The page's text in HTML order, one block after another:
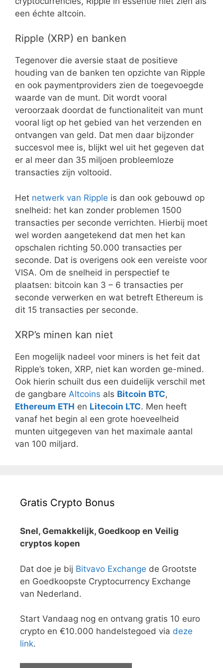
een échte altcoin.
Ripple (XRP) en banken
Tegenover die aversie staat de positieve
houding van de banken ten opzichte van Ripple
en ook paymentproviders zien de toegevoegde
waarde van de munt. Dit wordt vooral
veroorzaak doordat de functionaliteit van munt
vooral ligt op het gebied van het verzenden en
ontvangen van geld. Dat men daar bijzonder
succesvol mee is, blijkt wel uit het gegeven dat
er al meer dan 35 miljoen probleemloze
transacties zijn voltooid.
Het netwerk van Ripple is dan ook gebouwd op
snelheid: het kan zonder problemen 1500
transacties per seconde verrichten. Hierbij moet
wel worden aangetekend dat men het kan
opschalen richting 50.000 transacties per
seconde. Dat is overigens ook een vereiste voor
VISA. Om de snelheid in perspectief te
plaatsen: bitcoin kan 3 – 6 transacties per
seconde verwerken en wat betreft Ethereum is
dit 15 transacties per seconde.
XRP’s minen kan niet
Een mogelijk nadeel voor miners is het feit dat
Ripple’s token, XRP, niet kan worden ge-mined.
Ook hierin schuilt dus een duidelijk verschil met
de gangbare Altcoins als Bitcoin BTC,
Ethereum ETH en Litecoin LTC. Men heeft
vanaf het begin al een grote hoeveelheid
munten uitgegeven van het maximale aantal
van 100 miljard.
Gratis Crypto Bonus
Snel, Gemakkelijk, Goedkoop en Veilig
cryptos kopen
Dat doe je bij Bitvavo Exchange de Grootste
en Goedkoopste Cryptocurrency Exchange
van Nederland.
Start Vandaag nog en ontvang gratis 10 euro
crypto en €10.000 handelstegoed via deze
link.